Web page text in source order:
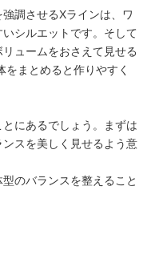
調させるXラインは、ワ
シルエットです。そして
ュームをおさえて見せる
まとめると作りやすく
にあるでしょう。まずは
スを美しく見せるよう意
のバランスを整えること